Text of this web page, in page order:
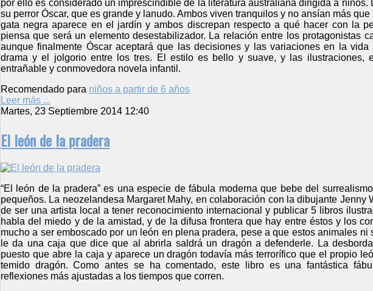
por ello es considerado un imprescindible de la literatura australiana dirigida a
su perror Óscar, que es grande y lanudo. Ambos viven tranquilos y no ansían más
gata negra aparece en el jardín y ambos discrepan respecto a qué hacer con la
piensa que será un elemento desestabilizador. La relación entre los protagonistas
aunque finalmente Óscar aceptará que las decisiones y las variaciones en la vida
drama y el jolgorio entre los tres. El estilo es bello y suave, y las ilustraciones,
entrañable y conmovedora novela infantil.
Recomendado para niños a partir de 6 años
Leer más ...
Martes, 23 Septiembre 2014 12:40
El león de la pradera
“El león de la pradera” es una especie de fábula moderna que bebe del
pequeños. La neozelandesa Margaret Mahy, en colaboración con la dibujante
de ser una artista local a tener reconocimiento internacional y publicar 5 libros
habla del miedo y de la amistad, y de la difusa frontera que hay entre éstos y los
mucho a ser emboscado por un león en plena pradera, pese a que estos animales
le da una caja que dice que al abrirla saldrá un dragón a defenderle. La
puesto que abre la caja y aparece un dragón todavía más terrorífico que el propio
temido dragón. Como antes se ha comentado, este libro es una fantástica
reflexiones más ajustadas a los tiempos que corren.